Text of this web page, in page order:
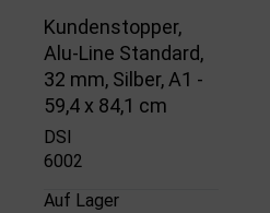
Kundenstopper,
Alu-Line Standard,
32 mm, Silber, A1 -
59,4 x 84,1 cm
DSI
6002
Auf Lager